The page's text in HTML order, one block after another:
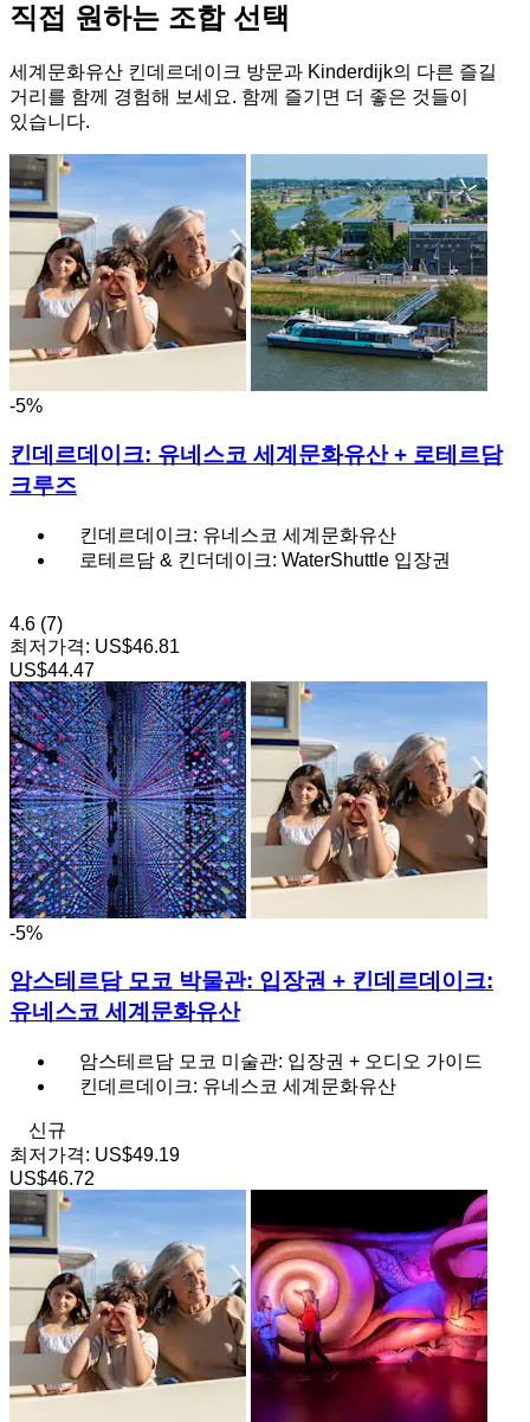
직접 원하는 조합 선택
세계문화유산 킨데르데이크 방문과 Kinderdijk의 다른 즐길
거리를 함께 경험해 보세요. 함께 즐기면 더 좋은 것들이
있습니다.
-5%
킨데르데이크: 유네스코 세계문화유산 + 로테르담
크루즈
킨데르데이크: 유네스코 세계문화유산
로테르담 & 킨더데이크: WaterShuttle 입장권
4.6 (7)
최저가격: US$46.81
US$44.47
-5%
암스테르담 모코 박물관: 입장권 + 킨데르데이크:
유네스코 세계문화유산
암스테르담 모코 미술관: 입장권 + 오디오 가이드
킨데르데이크: 유네스코 세계문화유산
신규
최저가격: US$49.19
US$46.72